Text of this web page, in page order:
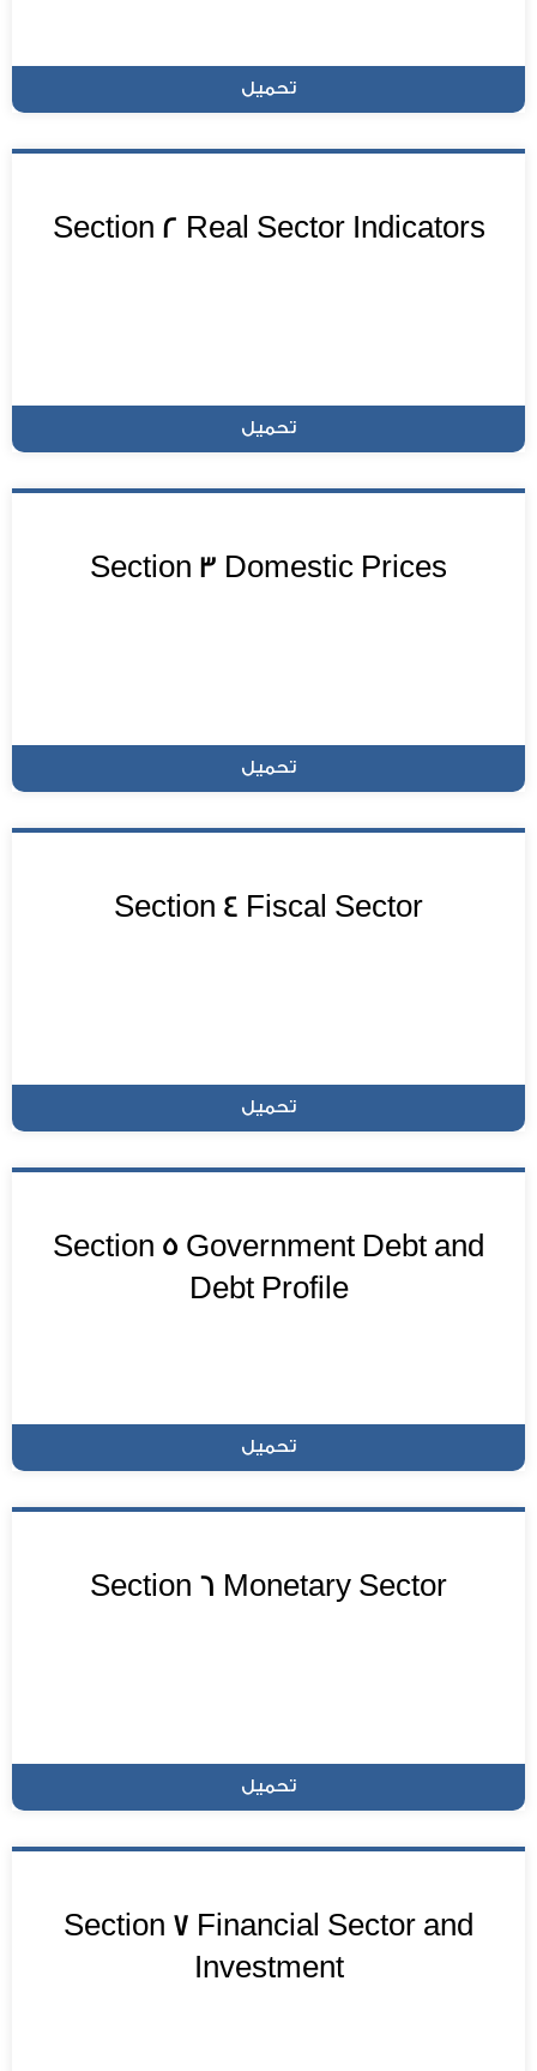
تحميل
Section 2 Real Sector Indicators
تحميل
Section 3 Domestic Prices
تحميل
Section 4 Fiscal Sector
تحميل
Section 5 Government Debt and
Debt Profile
تحميل
Section 6 Monetary Sector
تحميل
Section 7 Financial Sector and
Investment